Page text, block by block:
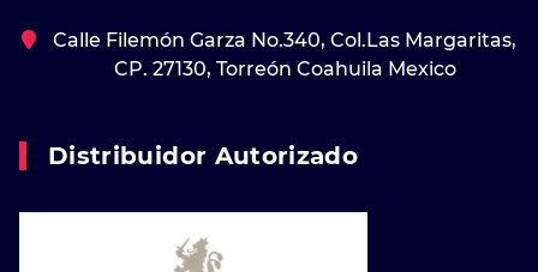
Calle Filemón Garza No.340, Col.Las Margaritas,
CP. 27130, Torreón Coahuila Mexico
Distribuidor Autorizado